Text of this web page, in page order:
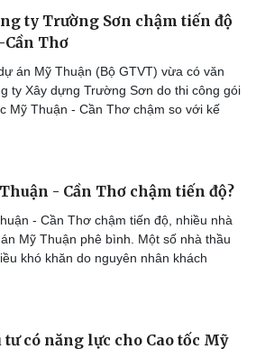
ty Trường Sơn chậm tiến độ
Cần Thơ
án Mỹ Thuận (Bộ GTVT) vừa có văn
ty Xây dựng Trường Sơn do thi công gói
Mỹ Thuận - Cần Thơ chậm so với kế
- Cần Thơ chậm tiến độ?
- Cần Thơ chậm tiến độ, nhiều nhà
Mỹ Thuận phê bình. Một số nhà thầu
khó khăn do nguyên nhân khách
có năng lực cho Cao tốc Mỹ